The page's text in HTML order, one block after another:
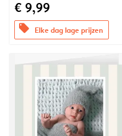
€ 9,99
offers Elke dag lage prijzen